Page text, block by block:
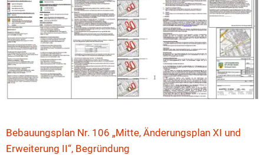
Bebauungsplan Nr. 106 „Mitte, Änderungsplan XI und
Erweiterung II“, Begründung